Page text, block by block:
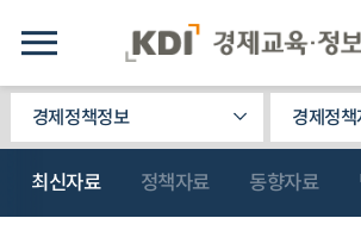
경제정책정보 경제정
최신자료 정책자료 동향자료